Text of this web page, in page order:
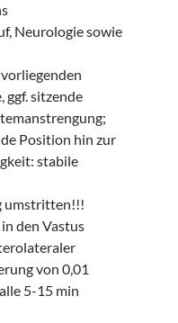
Neurologie sowie
ggf. sitzende
Position hin zur
stabile
umstritten!!!
den Vastus
von 0,01
5-15 min